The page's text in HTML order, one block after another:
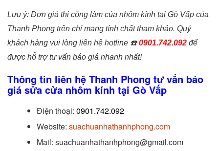
Lưu ý: Đơn giá thi công làm của nhôm kính tại Gò Vấp của
Thanh Phong trên chỉ mang tính chất tham khảo. Quý
khách hàng vui lòng liên hệ hotline ☎️0901.742.092 để
được hỗ trợ tư vấn báo giá nhanh nhất!
Thông tin liên hệ Thanh Phong tư vấn báo
giá sửa cửa nhôm kính tại Gò Vấp
Điện thoại: 0901.742.092
Website: suachuanhathanhphong.com
Mail: suachuanhathanhphong@gmail.com